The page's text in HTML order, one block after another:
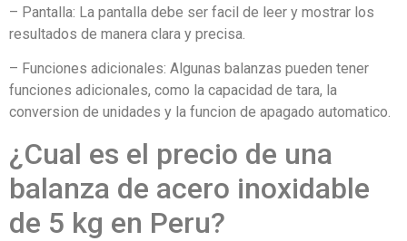
– Pantalla: La pantalla debe ser facil de leer y mostrar los
resultados de manera clara y precisa.
– Funciones adicionales: Algunas balanzas pueden tener
funciones adicionales, como la capacidad de tara, la
conversion de unidades y la funcion de apagado automatico.
¿Cual es el precio de una
balanza de acero inoxidable
de 5 kg en Peru?